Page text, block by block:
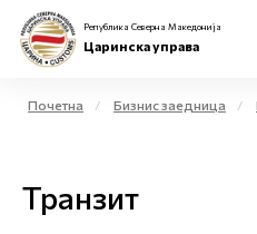
Физички лица
Република Северна Македонија
Царинска управа
Почетна Бизнис заедница
Транзит